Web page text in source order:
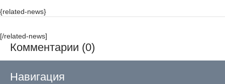
{related-news}
[/related-news]
Комментарии (0)
Навигация